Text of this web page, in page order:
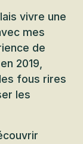
vivre une
mes
de
, en 2019,
fous rires
les